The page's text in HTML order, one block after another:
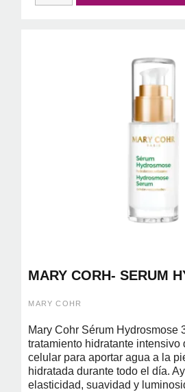
MARY CORH- SERUM
MARY COHR
Mary Cohr Sérum Hydrosmose
tratamiento hidratante intensivo
celular para aportar agua a la
hidratada durante todo el día.
elasticidad, suavidad y